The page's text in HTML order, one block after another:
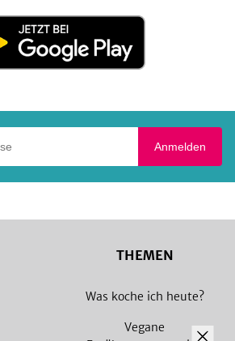
Anmelden
THEMEN
Was koche ich heute?
Vegane